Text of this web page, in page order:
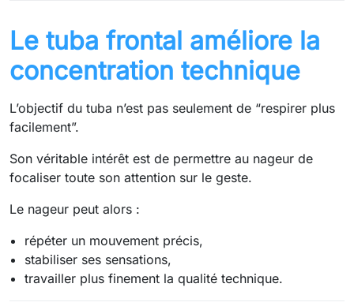
Le tuba frontal améliore la
concentration technique
L’objectif du tuba n’est pas seulement de “respirer plus
facilement”.
Son véritable intérêt est de permettre au nageur de
focaliser toute son attention sur le geste.
Le nageur peut alors :
répéter un mouvement précis,
stabiliser ses sensations,
travailler plus finement la qualité technique.